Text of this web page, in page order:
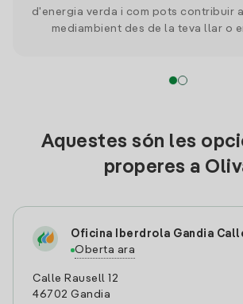
d'energia verda i com pots contribuir
mediambient des de la teva llar o
Aquestes són les
properes a
Oficina Iberdrola Gandia
Oberta ara
Calle Rausell 12
46702 Gandia